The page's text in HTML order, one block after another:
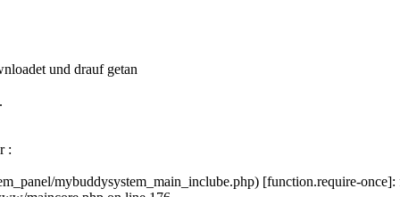
und drauf getan
:
mybuddysystem_main_inclube.php) [function.require-